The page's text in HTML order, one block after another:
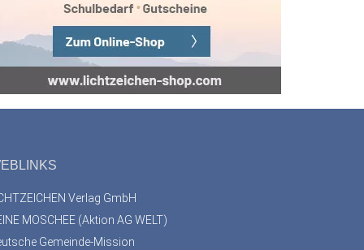
Verlag GmbH
MOSCHEE (Aktion AG WELT)
Gemeinde-Mission